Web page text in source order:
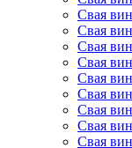
Свая
Свая
Свая
Свая
Свая
Свая
Свая
Свая
Свая